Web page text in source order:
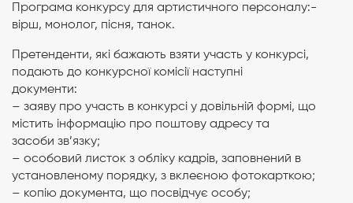
Програма конкурсу для артистичного персоналу:-
вірш, монолог, пісня, танок.
Претенденти, які бажають взяти участь у конкурсі,
подають до конкурсної комісії наступні
документи:
– заяву про участь в конкурсі у довільній формі, що
містить інформацію про поштову адресу та
засоби зв’язку;
– особовий листок з обліку кадрів, заповнений в
установленому порядку, з вклеєною фотокарткою;
– копію документа, що посвідчує особу;